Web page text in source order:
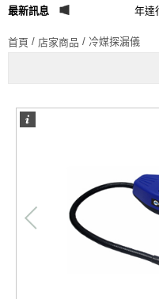
最新訊息 年達
首頁 / 店家商品 / 冷媒探漏儀